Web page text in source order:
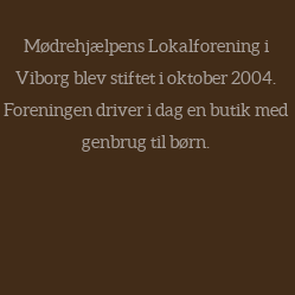
Mødrehjælpens Lokalforening i
Viborg blev stiftet i oktober 2004.
Foreningen driver i dag en butik med
genbrug til børn.